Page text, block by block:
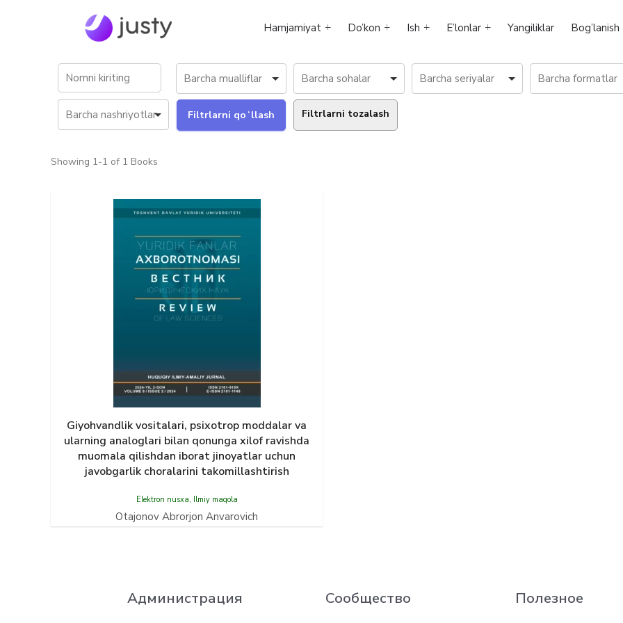
Hamjamiyat Do’kon Ish E’lonlar Yangiliklar Bog’lanish
Filtrlarni tozalash
Showing 1-1 of 1 Books
Giyohvandlik vositalari, psixotrop moddalar va
ularning analoglari bilan qonunga xilof ravishda
muomala qilishdan iborat jinoyatlar uchun
javobgarlik choralarini takomillashtirish
Elektron nusxa, Ilmiy maqola
Otajonov Abrorjon Anvarovich
Администрация Сообщество Полезное